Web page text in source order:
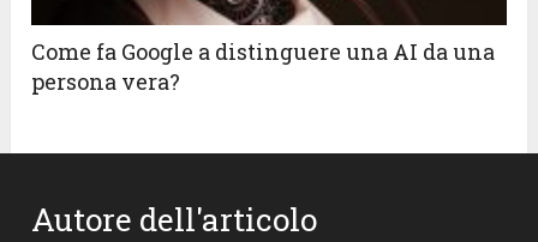
Come fa Google a distinguere una AI da una
persona vera?
Autore dell'articolo